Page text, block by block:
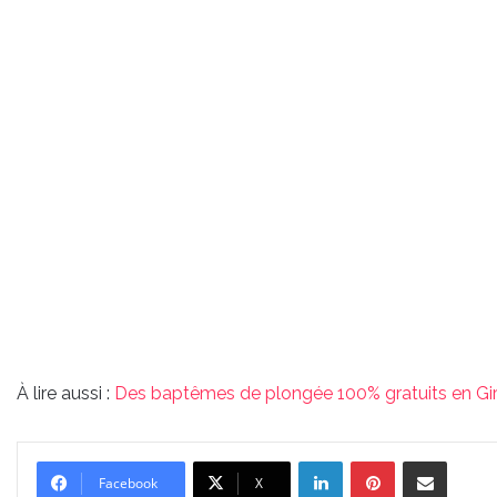
À lire aussi : Des baptêmes de plongée 100% gratuits en
Facebook X
LinkedinPinterestPartager par email